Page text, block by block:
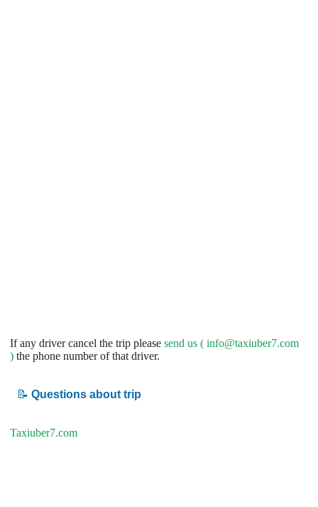
If any driver cancel the trip please send us ( info@taxiuber7.com
) the phone number of that driver.
📝 Questions about trip
Taxiuber7.com